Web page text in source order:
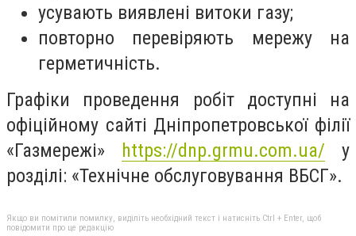
усувають виявлені витоки газу;
повторно перевіряють мережу на
герметичність.
Графіки проведення робіт доступні на
офіційному сайті Дніпропетровської філії
«Газмережі»
https://dnp.grmu.com.ua/ у
розділі: «Технічне обслуговування ВБСГ».
Якщо ви помітили помилку, виділіть необхідний текст і натисніть Ctrl + Enter, щоб
повідомити про це редакцію